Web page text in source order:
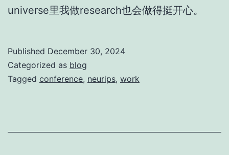
universe里我做research也会做得挺开心。
Published December 30, 2024
Categorized as blog
Tagged conference, neurips, work